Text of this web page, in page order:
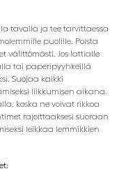
tavalla ja tee tarvittaessa
puolille. Poista
välittömästi. Jos lattialle
tai paperipyyhkeillä
Suojaa kaikki
liikkumisen aikana.
koska ne voivat rikkoa
rajoittaaksesi suoraan
leikkaa lemmikkien